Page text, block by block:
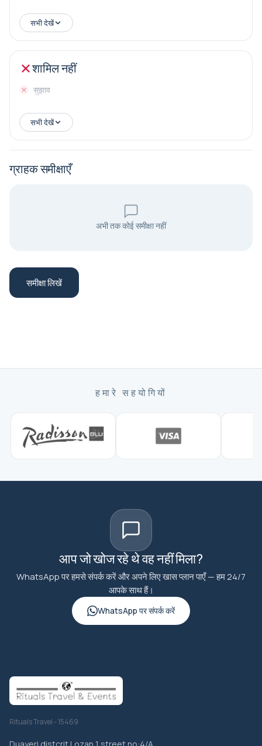
सभी देखें
शामिल नहीं
सुझाव
सभी देखें
ग्राहक समीक्षाएँ
अभी तक कोई समीक्षा नहीं
समीक्षा लिखें
हमारे सहयोगियों
आप जो खोज रहे थे वह नहीं मिला?
WhatsApp पर हमसे संपर्क करें और अपने लिए खास प्लान पाएँ — हम 24/7
आपके साथ हैं।
WhatsApp पर संपर्क करें
Rituals Travel - 15469